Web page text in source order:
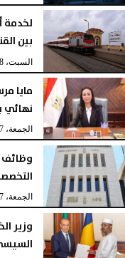
بين
السبت، 8 أغسطس 2026
مايا
نهائي
الجمعة، 7 أغسطس 2026
وظائف
الجمعة، 7 أغسطس 2026
وزير